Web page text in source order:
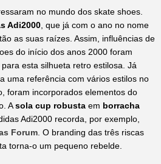
no mundo dos skate shoes.
Adi2000, que já com o ano no nome
as suas raízes. Assim, influências de
do início dos anos 2000 foram
esta silhueta retro estilosa. Já
uma referência com vários estilos no
foram incorporados elementos do
Asola cup robustaem borracha
Adi2000 recorda, por exemplo,
Forum. O branding das três riscas
torna-o um pequeno rebelde.